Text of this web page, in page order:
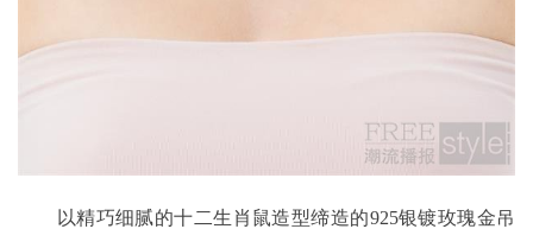
以精巧细腻的十二生肖鼠造型缔造的925银镀玫瑰金吊